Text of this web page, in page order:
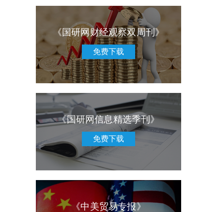
《国研网财经观察双周刊》
免费下载
《国研网信息精选季刊》
免费下载
《中美贸易专报》